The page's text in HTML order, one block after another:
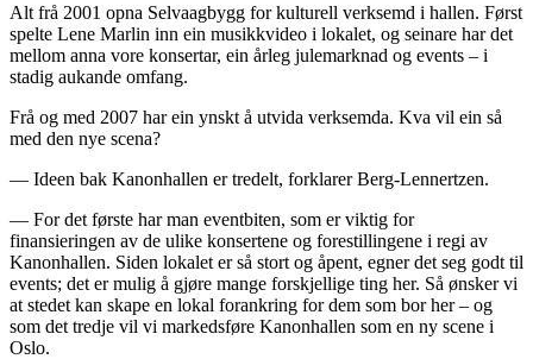
Alt frå 2001 opna Selvaagbygg for kulturell verksemd i hallen. Først
spelte Lene Marlin inn ein musikkvideo i lokalet, og seinare har det
mellom anna vore konsertar, ein årleg julemarknad og events – i
stadig aukande omfang.
Frå og med 2007 har ein ynskt å utvida verksemda. Kva vil ein så
med den nye scena?
— Ideen bak Kanonhallen er tredelt, forklarer Berg-Lennertzen.
— For det første har man eventbiten, som er viktig for
finansieringen av de ulike konsertene og forestillingene i regi av
Kanonhallen. Siden lokalet er så stort og åpent, egner det seg godt til
events; det er mulig å gjøre mange forskjellige ting her. Så ønsker vi
at stedet kan skape en lokal forankring for dem som bor her – og
som det tredje vil vi markedsføre Kanonhallen som en ny scene i
Oslo.